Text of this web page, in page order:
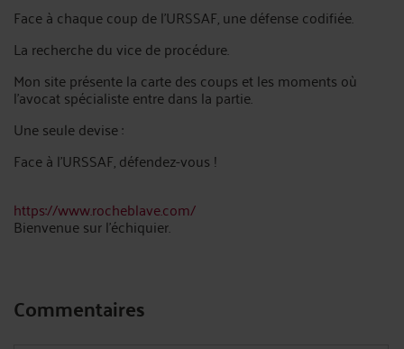
Face à chaque coup de l'URSSAF, une défense codifiée.
La recherche du vice de procédure.
Mon site présente la carte des coups et les moments où
l'avocat spécialiste entre dans la partie.
Une seule devise :
Face à l'URSSAF, défendez-vous !
https://www.rocheblave.com/
Bienvenue sur l'échiquier.
Commentaires